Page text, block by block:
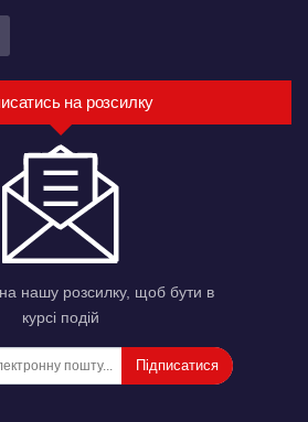
на розсилку
нашу розсилку, щоб бути в
курсі подій
Підписатися